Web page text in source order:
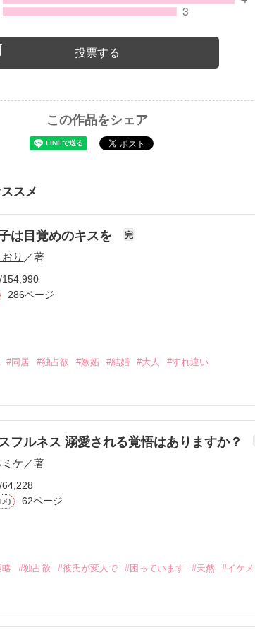
投票する
この作品をシェア
スメ
は目覚めのキスを 完
り ／著
154,990
286ページ
#同居 #独占欲 #嫉妬 #結婚 #大人 #すれ違い
なってしまい――
フルネス 溺愛される覚悟はありますか？
ケ ／著
メ) 62ページ
略 #独占欲 #彼氏が変人で #困っています #天然 #イケ